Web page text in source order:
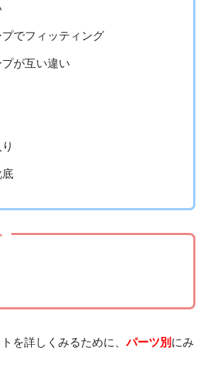
でフィッティング
が互い違い
底
を詳しくみるために、パーツ別 にみ